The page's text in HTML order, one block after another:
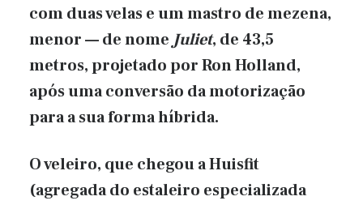
com duas velas e um mastro de mezena,
menor — de nome Juliet, de 43,5
metros, projetado por Ron Holland,
após uma conversão da motorização
para a sua forma híbrida.
O veleiro, que chegou a Huisfit
(agregada do estaleiro especializada